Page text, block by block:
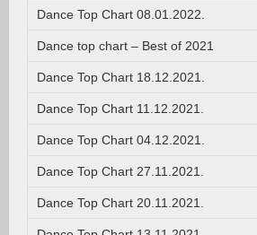
Dance Top Chart 08.01.2022.
Dance top chart – Best of 2021
Dance Top Chart 18.12.2021.
Dance Top Chart 11.12.2021.
Dance Top Chart 04.12.2021.
Dance Top Chart 27.11.2021.
Dance Top Chart 20.11.2021.